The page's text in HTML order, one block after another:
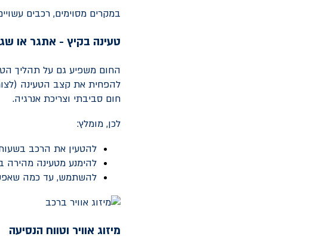
במקרים מסוימים, רכבים
טעינה בקיץ - אתגר או
החום משפיע גם על תהליך
להפחית את קצב הטעינה
חום סביבתי וצריכת אנרגיה.
לכן, מומלץ:
להטעין את הרכב
להימנע מטעינה מהירה
להשתמש, עד כמה
מיזוג אוויר וטווח הנסיעה